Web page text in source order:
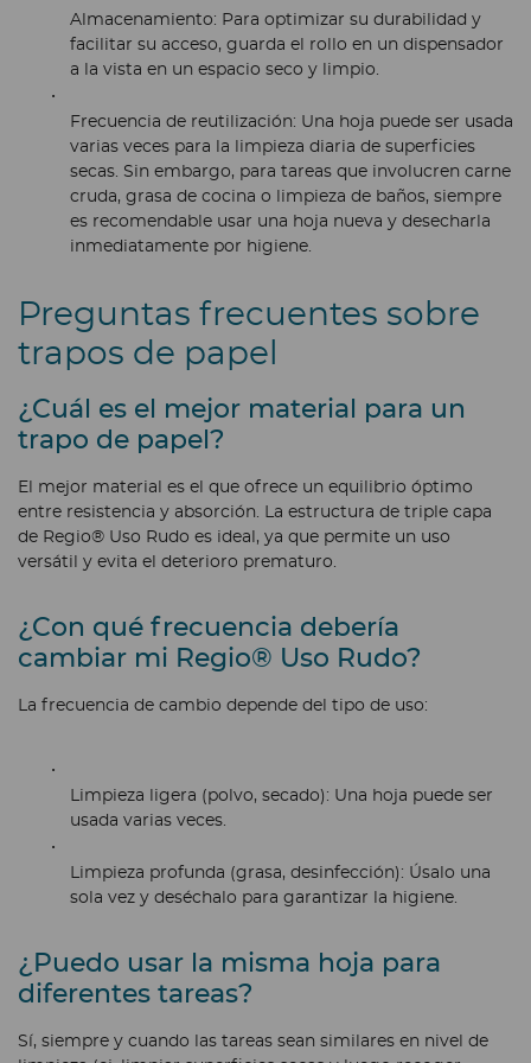
Almacenamiento: Para optimizar su durabilidad y
facilitar su acceso, guarda el rollo en un dispensador
a la vista en un espacio seco y limpio.
Frecuencia de reutilización: Una hoja puede ser usada
varias veces para la limpieza diaria de superficies
secas. Sin embargo, para tareas que involucren carne
cruda, grasa de cocina o limpieza de baños, siempre
es recomendable usar una hoja nueva y desecharla
inmediatamente por higiene.
Preguntas frecuentes sobre
trapos de papel
¿Cuál es el mejor material para un
trapo de papel?
El mejor material es el que ofrece un equilibrio óptimo
entre resistencia y absorción. La estructura de triple capa
de Regio® Uso Rudo es ideal, ya que permite un uso
versátil y evita el deterioro prematuro.
¿Con qué frecuencia debería
cambiar mi Regio® Uso Rudo?
La frecuencia de cambio depende del tipo de uso:
Limpieza ligera (polvo, secado): Una hoja puede ser
usada varias veces.
Limpieza profunda (grasa, desinfección): Úsalo una
sola vez y deséchalo para garantizar la higiene.
¿Puedo usar la misma hoja para
diferentes tareas?
Sí, siempre y cuando las tareas sean similares en nivel de